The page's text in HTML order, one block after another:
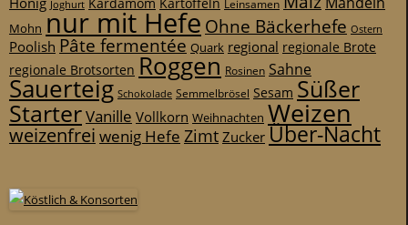
Joghurt Kardamom Kartoffeln Leinsamen
Mohn nur mit Hefe Ohne Bäckerhefe Ostern
Poolish Pâte fermentée Quark regional regionale Brote
regionale Brotsorten Roggen Rosinen Sahne
Sauerteig Schokolade Semmelbrösel Sesam Süßer
StarterVanille Vollkorn Weihnachten Weizen
weizenfrei wenig Hefe ZimtZuckerÜber-Nacht